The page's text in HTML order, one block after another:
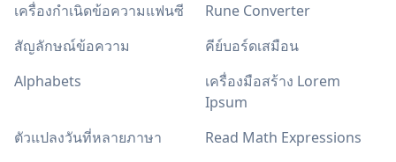
เครื่องกำเนิดข้อความแฟนซี
Rune Converter
สัญลักษณ์ข้อความ
คีย์บอร์ดเสมือน
Alphabets
เครื่องมือสร้าง Lorem
Ipsum
ตัวแปลงวันที่หลายภาษา
Read Math Expressions